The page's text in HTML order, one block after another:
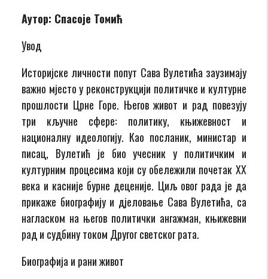
Аутор: Спасоје Томић
Увод
Историјске личности попут Сава Вулетића заузимају
важно мјесто у реконструкцији политичке и културне
прошлости Црне Горе. Његов живот и рад повезују
три кључне сфере: политику, књижевност и
националну идеологију. Као посланик, министар и
писац, Вулетић је био учесник у политичким и
културним процесима који су обележили почетак XX
века и касније бурне деценије. Циљ овог рада је да
прикаже биографију и дјеловање Сава Вулетића, са
нагласком на његов политички ангажман, књижевни
рад и судбину током Другог светског рата.
Биографија и рани живот